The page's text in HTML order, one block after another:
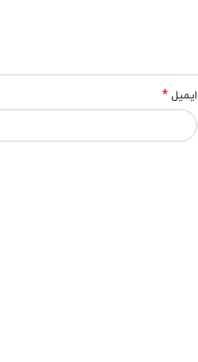
ایمیل *